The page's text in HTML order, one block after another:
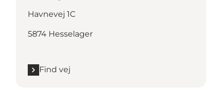
Havnevej 1C
5874 Hesselager
Find vej